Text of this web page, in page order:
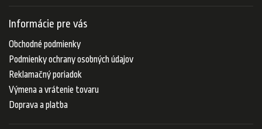
Informácie pre vás
Obchodné podmienky
Podmienky ochrany osobných údajov
Reklamačný poriadok
Výmena a vrátenie tovaru
Doprava a platba